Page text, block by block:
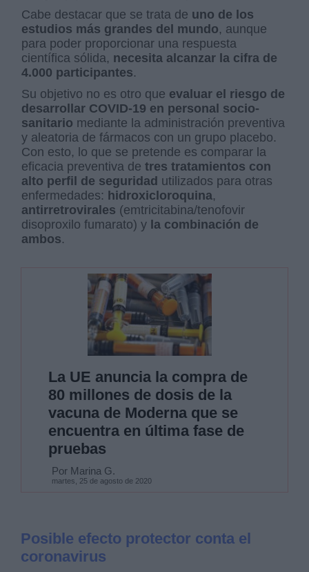
Cabe destacar que se trata de uno de los
estudios más grandes del mundo, aunque
para poder proporcionar una respuesta
científica sólida, necesita alcanzar la cifra de
4.000 participantes.
Su objetivo no es otro que evaluar el riesgo de
desarrollar COVID-19 en personal socio-
sanitario mediante la administración preventiva
y aleatoria de fármacos con un grupo placebo.
Con esto, lo que se pretende es comparar la
eficacia preventiva detres tratamientos con
alto perfil de seguridad utilizados para otras
enfermedades: hidroxicloroquina,
antirretrovirales (emtricitabina/tenofovir
disoproxilo fumarato) y la combinación de
ambos.
La UE anuncia la compra de
80 millones de dosis de la
vacuna de Moderna que se
encuentra en última fase de
pruebas
Por Marina G.
martes, 25 de agosto de 2020
Posible efecto protector conta el
coronavirus